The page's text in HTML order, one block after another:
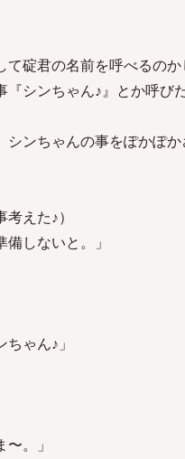
碇君の名前を呼べるのか
『シンちゃん♪』とか呼び
シンちゃんの事をぽかぽか
えた♪）
しないと。」
ゃん♪」
。」